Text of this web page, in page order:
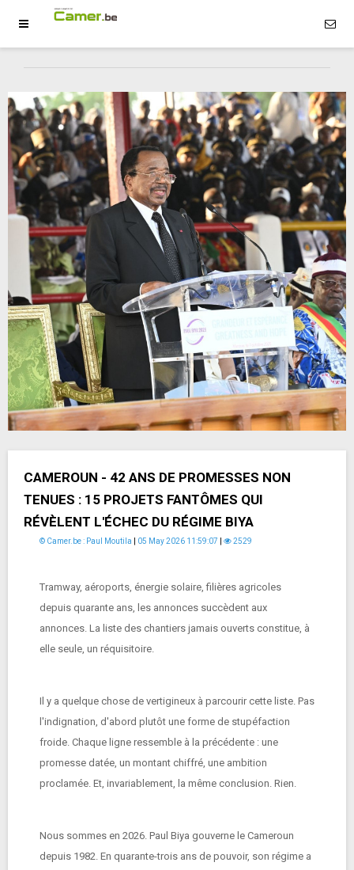
CAMEROUN - 42 ANS DE PROMESSES NON
TENUES : 15 PROJETS FANTÔMES QUI
RÉVÈLENT L'ÉCHEC DU RÉGIME BIYA
© Camer.be : Paul Moutila 05 May 2026 11:59:07 2529
Tramway, aéroports, énergie solaire, filières agricoles
depuis quarante ans, les annonces succèdent aux
annonces. La liste des chantiers jamais ouverts constitue, à
elle seule, un réquisitoire.
Il y a quelque chose de vertigineux à parcourir cette liste. Pas
l'indignation, d'abord plutôt une forme de stupéfaction
froide. Chaque ligne ressemble à la précédente : une
promesse datée, un montant chiffré, une ambition
proclamée. Et, invariablement, la même conclusion. Rien.
Nous sommes en 2026. Paul Biya gouverne le Cameroun
depuis 1982. En quarante-trois ans de pouvoir, son régime a